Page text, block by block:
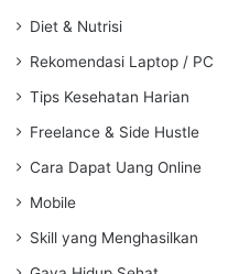
Diet & Nutrisi
Rekomendasi Laptop / PC
Tips Kesehatan Harian
Freelance & Side Hustle
Cara Dapat Uang Online
Mobile
Skill yang Menghasilkan